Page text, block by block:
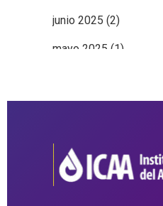
junio 2025 (2)
mayo 2025 (1)